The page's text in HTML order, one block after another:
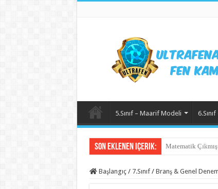
5.Sınıf – Maarif Modeli
Son Eklenen içerik: Matematik
Başlangıç / 7.Sınıf / Branş & Genel